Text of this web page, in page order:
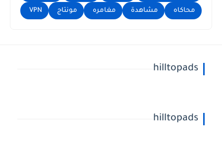
محاكاه مشاهدة مغامره مونتاج VPN
hilltopads
hilltopads